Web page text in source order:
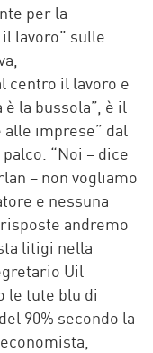
per la
lavoro” sulle
centro il lavoro e
la bussola”, è il
imprese” dal
“Noi – dice
– non vogliamo
e nessuna
andremo
litigi nella
Uil
le tute blu di
90% secondo la